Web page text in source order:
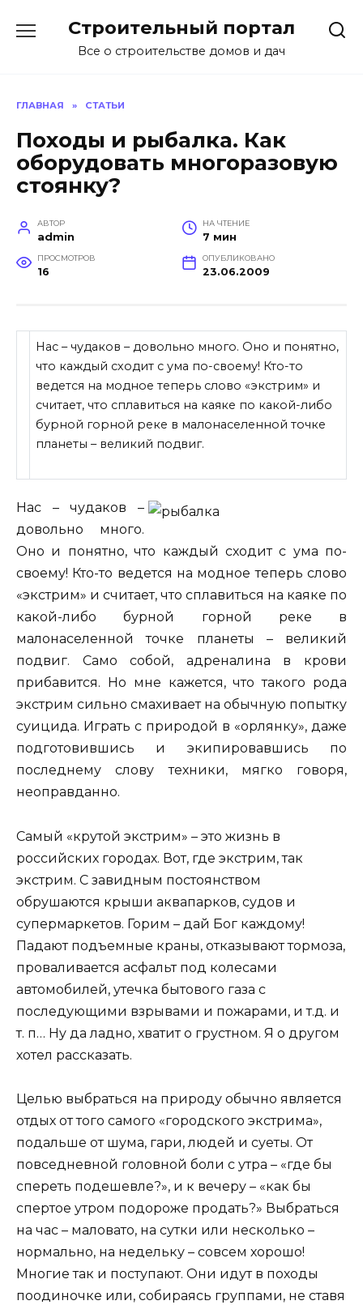
содержанию
Строительный портал
Все о строительстве домов и дач
ГЛАВНАЯ » СТАТЬИ
Походы и рыбалка. Как
оборудовать многоразовую
стоянку?
АВТОР
admin
НА ЧТЕНИЕ
7 мин
ПРОСМОТРОВ
16
ОПУБЛИКОВАНО
23.06.2009
Нас – чудаков – довольно много. Оно и понятно,
что каждый сходит с ума по-своему! Кто-то
ведется на модное теперь слово «экстрим» и
считает, что сплавиться на каяке по какой-либо
бурной горной реке в малонаселенной точке
планеты – великий подвиг.
Нас – чудаков –
довольно много.
Оно и понятно, что каждый сходитс ума по-
своему! Кто-то ведется на модное теперь слово
«экстрим» и считает, что сплавиться на каяке по
какой-либо бурной горной реке в
малонаселенной точке планеты – великий
подвиг. Само собой, адреналина в крови
прибавится. Но мне кажется, что такого рода
экстрим сильно смахивает на обычную попытку
суицида. Играть с природой в «орлянку», даже
подготовившись и экипировавшись по
последнему слову техники, мягко говоря,
неоправданно.
Самый «крутой экстрим» – это жизнь в
российских городах. Вот, где экстрим, так
экстрим. С завидным постоянством
обрушаются крыши аквапарков, судов и
супермаркетов. Горим – дай Бог каждому!
Падают подъемные краны, отказывают тормоза,
проваливается асфальт под колесами
автомобилей, утечка бытового газа с
последующими взрывами и пожарами, и т.д. и
т. п… Ну да ладно, хватит о грустном. Я о другом
хотел рассказать.
Целью выбраться на природу обычно является
отдых от того самого «городского экстрима»,
подальше от шума, гари, людей и суеты. От
повседневной головной боли с утра – «где бы
спереть подешевле?», и к вечеру – «как бы
спертое утром подороже продать?» Выбраться
на час – маловато, на сутки или несколько –
нормально, на недельку – совсем хорошо!
Многие так и поступают. Они идут в походы
поодиночке или, собираясь группами, не ставя